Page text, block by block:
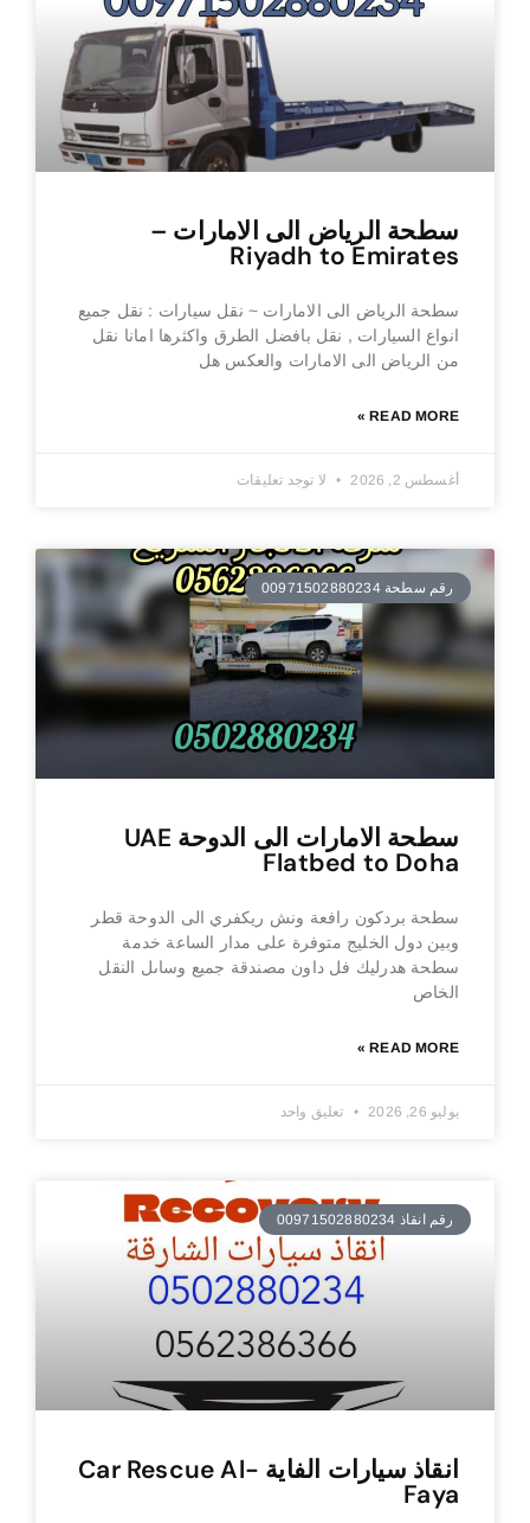
سطحة الرياض الى الامارات –
Riyadh to Emirates
سطحة الرياض الى الامارات ~ نقل سيارات : نقل جميع
انواع السيارات , نقل بافضل الطرق واكثرها امانا نقل
من الرياض الى الامارات والعكس هل
READ MORE »
أغسطس 2, 2026 لا توجد تعليقات
رقم سطحة 00971502880234
سطحة الامارات الى الدوحة UAE
Flatbed to Doha
سطحة بردكون رافعة ونش ريكفري الى الدوحة قطر
وبين دول الخليج متوفرة على مدار الساعة خدمة
سطحة هدرليك فل داون مصندقة جميع وساىل النقل
الخاص
READ MORE »
يوليو 26, 2026 تعليق واحد
رقم انقاذ 00971502880234
انقاذ سيارات الفاية Car Rescue Al-
Faya